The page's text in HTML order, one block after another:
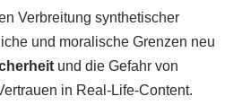
Verbreitung synthetischer
und moralische Grenzen neu
und die Gefahr von
in Real-Life-Content.